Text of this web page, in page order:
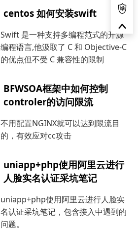
centos 如何安装swift
Swift 是一种支持多编程范式的开源
编程语言,他汲取了 C 和 Objective-C
的优点但不受 C 兼容性的限制
BFWSOA框架中如何控制
controler的访问限流
不用配置NGINX就可以达到限流目
的，有效应对cc攻击
uniapp+php使用阿里云进行
人脸实名认证采坑笔记
uniapp+php使用阿里云进行人脸实
名认证采坑笔记，包含接入中遇到的
问题。